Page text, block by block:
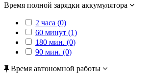
Время полной зарядки аккумулятора
2 часа (0)
60 минут (1)
180 мин. (0)
90 мин. (0)
Время автономной работы